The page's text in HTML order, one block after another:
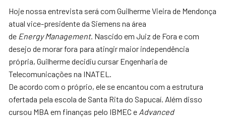
Hoje nossa entrevista será com Guilherme Vieira de Mendonça
atual vice-presidente da Siemens na área
de EnergyManagement. Nascido em Juiz de Fora e com
desejo de morar fora para atingir maior independência
própria, Guilherme decidiu cursar Engenharia de
Telecomunicações na INATEL.
De acordo com o próprio, ele se encantou com a estrutura
ofertada pela escola de Santa Rita do Sapucaí. Além disso
cursou MBA em finanças pelo IBMEC e Advanced